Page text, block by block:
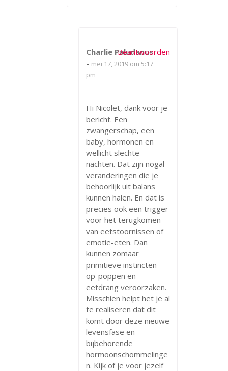
Charlie Paludanus
- mei 17, 2019 om 5:17
pm
Hi Nicolet, dank voor je
bericht. Een
zwangerschap, een
baby, hormonen en
wellicht slechte
nachten. Dat zijn nogal
veranderingen die je
behoorlijk uit balans
kunnen halen. En dat is
precies ook een trigger
voor het terugkomen
van eetstoornissen of
emotie-eten. Dan
kunnen zomaar
primitieve instincten
op-poppen en
eetdrang veroorzaken.
Misschien helpt het je al
te realiseren dat dit
komt door deze nieuwe
levensfase en
bijbehorende
hormoonschommelinge
n. Kijk of je voor jezelf
Beantwoorden